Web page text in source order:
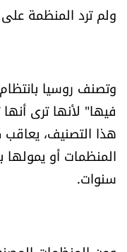
كاميرا
صحّة وصحن
الرياضة
منوّعات
ولم ترد المنظمة
وتصنف روسيا
فيها" لأنها ترى
هذا التصنيف،
المنظمات أو
سنوات.